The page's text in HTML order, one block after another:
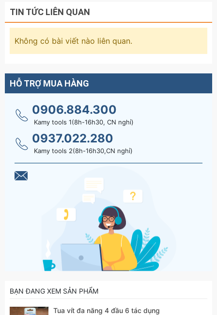
TIN TỨC LIÊN QUAN
Không có bài viết nào liên quan.
HỖ TRỢ MUA HÀNG
0906.884.300
Kamy tools 1(8h-16h30, CN nghỉ)
0937.022.280
Kamy tools 2(8h-16h30,CN nghỉ)
BẠN ĐANG XEM SẢN PHẨM
Tua vít đa năng 4 đầu 6 tác dụng